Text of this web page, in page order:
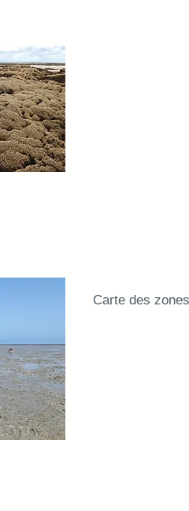
Carte des